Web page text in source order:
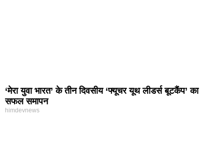
‘मेरा युवा भारत’ के तीन दिवसीय ‘फ्यूचर यूथ लीडर्स बूटकैंप’ का
सफल समापन
himdevnews